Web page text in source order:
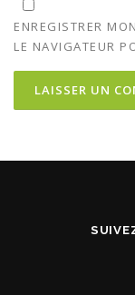
ENREGISTRER
LE NAVIGATEUR